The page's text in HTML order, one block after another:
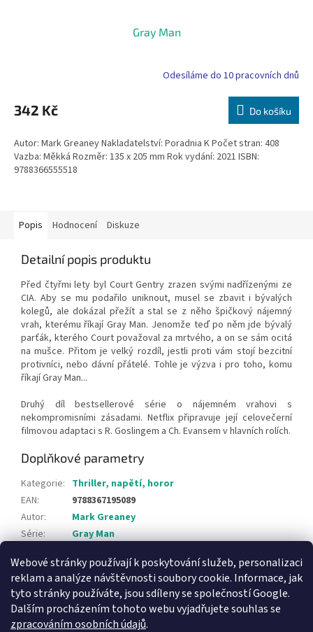
Webové stránky používají k poskytování služeb, personalizaci
reklam a analýze návštěvnosti soubory cookie. Informace, jak
tyto stránky používáte, jsou sdíleny se společností Google.
Dalším procházením tohoto webu vyjadřujete souhlas se
zpracováním osobních údajů.
Gray Man
Odesíláme do 10 pracovních dnů
342 Kč Do košíku
Autor: Mark Greaney Nakladatelství: Poradnia K Počet stran: 408
Vazba: Měkká Rozměr: 135 x 205 mm Rok vydání: 2021 ISBN:
9788366555518
Popis Hodnocení Diskuze
Detailní popis produktu
Před čtyřmi lety byl Court Gentry zrazen svými nadřízenými ze
CIA. Aby se mu podařilo uniknout, musel se zbavit i bývalých
kolegů, ale dokázal přežít a stal se z něho špičkový nájemný
vrah, kterému říkají Gray Man. Jenomže teď po něm jde bývalý
parťák, kterého Court považoval za mrtvého, a on se sám ocitá
na mušce. Přitom je velký rozdíl, jestli proti vám stojí bezcitní
protivníci, nebo dávní přátelé. Tohle je výzva i pro toho, komu
říkají Gray Man...
Druhý díl bestsellerové série o nájemném vrahovi s
nekompromisními zásadami. Netflix připravuje její celovečerní
filmovou adaptaci s R. Goslingem a Ch. Evansem v hlavních rolích.
Doplňkové parametry
Kategorie: Thriller, napětí, horor
EAN:
9788367195089
Autor:
Mark Greaney
Série: Gray Man
Knihy pro děti